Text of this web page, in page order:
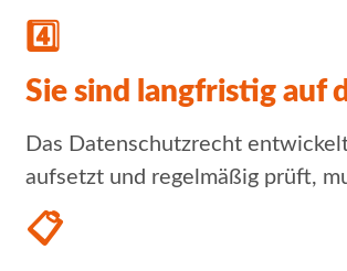
4️⃣
Sie sind langfristig auf
Das Datenschutzrecht
aufsetzt und regelmäßig prüft,
📋